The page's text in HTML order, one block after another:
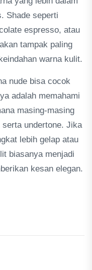
Shade seperti
espresso, atau
tampak paling
warna kulit.
nude bisa cocok
adalah memahami
masing-masing
undertone. Jika
lebih gelap atau
biasanya menjadi
kesan elegan.